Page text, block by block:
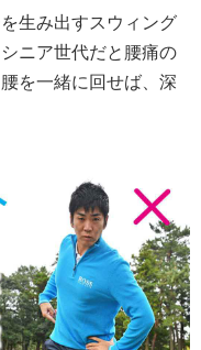
生み出すスウィング
ニア世代だと腰痛の
を一緒に回せば、深